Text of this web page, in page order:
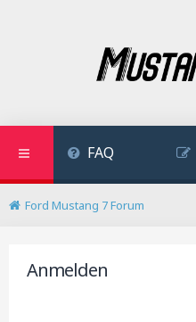
FAQ
Ford Mustang 7 Forum
Anmelden